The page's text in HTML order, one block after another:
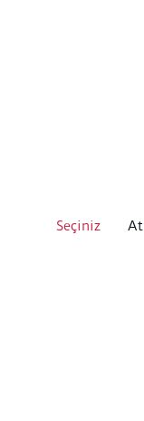
Seçiniz